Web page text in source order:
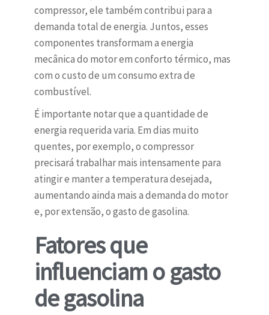
compressor, ele também contribui para a
demanda total de energia. Juntos, esses
componentes transformam a energia
mecânica do motor em conforto térmico, mas
com o custo de um consumo extra de
combustível.
É importante notar que a quantidade de
energia requerida varia. Em dias muito
quentes, por exemplo, o compressor
precisará trabalhar mais intensamente para
atingir e manter a temperatura desejada,
aumentando ainda mais a demanda do motor
e, por extensão, o gasto de gasolina.
Fatores que
influenciam o gasto
de gasolina